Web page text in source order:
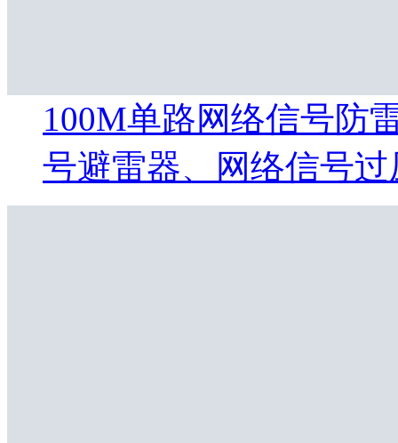
100M单路网络信号防
号避雷器、网络信号